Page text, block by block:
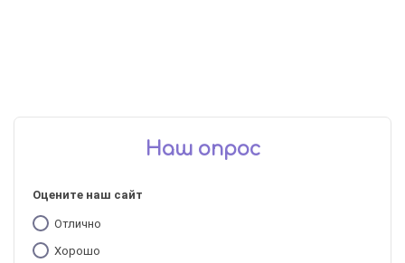
Наш опрос
Оцените наш сайт
Отлично
Хорошо